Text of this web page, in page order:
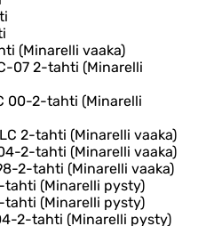
(Minarelli vaaka)
07 2-tahti (Minarelli
00-2-tahti (Minarelli
2-tahti (Minarelli vaaka)
2-tahti (Minarelli vaaka)
2-tahti (Minarelli vaaka)
tahti (Minarelli pysty)
tahti (Minarelli pysty)
2-tahti (Minarelli pysty)